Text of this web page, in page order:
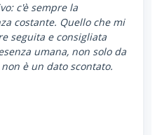
c'è sempre la
costante. Quello che mi
seguita e consigliata
umana, non solo da
è un dato scontato.